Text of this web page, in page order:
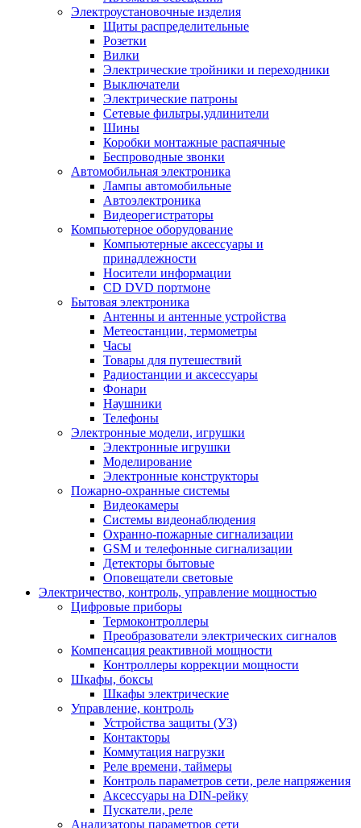
Электроустановочные изделия
Щиты распределительные
Розетки
Вилки
Электрические тройники и переходники
Выключатели
Электрические патроны
Сетевые фильтры,удлинители
Шины
Коробки монтажные распаячные
Беспроводные звонки
Автомобильная электроника
Лампы автомобильные
Автоэлектроника
Видеорегистраторы
Компьютерное оборудование
Компьютерные аксессуары и
принадлежности
Носители информации
CD DVD портмоне
Бытовая электроника
Антенны и антенные устройства
Метеостанции, термометры
Часы
Товары для путешествий
Радиостанции и аксессуары
Фонари
Наушники
Телефоны
Электронные модели, игрушки
Электронные игрушки
Моделирование
Электронные конструкторы
Пожарно-охранные системы
Видеокамеры
Системы видеонаблюдения
Охранно-пожарные сигнализации
GSM и телефонные сигнализации
Детекторы бытовые
Оповещатели световые
Электричество, контроль, управление мощностью
Цифровые приборы
Термоконтроллеры
Преобразователи электрических сигналов
Компенсация реактивной мощности
Контроллеры коррекции мощности
Шкафы, боксы
Шкафы электрические
Управление, контроль
Устройства защиты (УЗ)
Контакторы
Коммутация нагрузки
Реле времени, таймеры
Контроль параметров сети, реле напряжения
Аксессуары на DIN-рейку
Пускатели, реле
Анализаторы параметров сети